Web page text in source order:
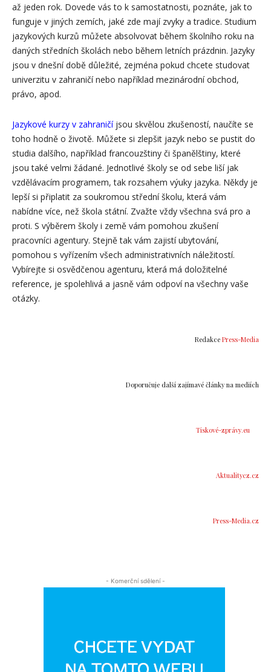
až jeden rok. Dovede vás to k samostatnosti, poznáte, jak to
funguje v jiných zemích, jaké zde mají zvyky a tradice. Studium
jazykových kurzů můžete absolvovat během školního roku na
daných středních školách nebo během letních prázdnin. Jazyky
jsou v dnešní době důležité, zejména pokud chcete studovat
univerzitu v zahraničí nebo například mezinárodní obchod,
právo, apod.
Jazykové kurzy v zahraničíjsou skvělou zkušeností, naučíte se
toho hodně o životě. Můžete si zlepšit jazyk nebo se pustit do
studia dalšího, například francouzštiny či španělštiny, které
jsou také velmi žádané. Jednotlivé školy se od sebe liší jak
vzdělávacím programem, tak rozsahem výuky jazyka. Někdy je
lepší si připlatit za soukromou střední školu, která vám
nabídne více, než škola státní. Zvažte vždy všechna svá pro a
proti. S výběrem školy i země vám pomohou zkušení
pracovníci agentury. Stejně tak vám zajistí ubytování,
pomohou s vyřízením všech administrativních náležitostí.
Vybírejte si osvědčenou agenturu, která má doložitelné
reference, je spolehlivá a jasně vám odpoví na všechny vaše
otázky.
Redakce Press-Media
Doporučuje další zajímavé články na mediích
Tiskové-zprávy.eu
Aktualitycz.cz
Press-Media.cz
- Komerční sdělení -